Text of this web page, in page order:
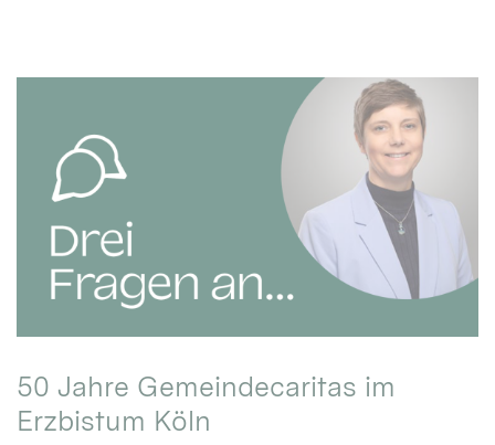
50 Jahre Gemeindecaritas im
Erzbistum Köln